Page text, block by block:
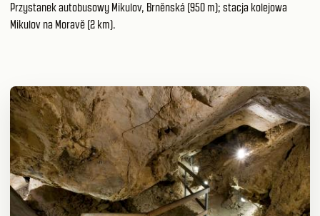
Przystanek autobusowy Mikulov, Brněnská (950 m); stacja kolejowa
Mikulov na Moravě (2 km).